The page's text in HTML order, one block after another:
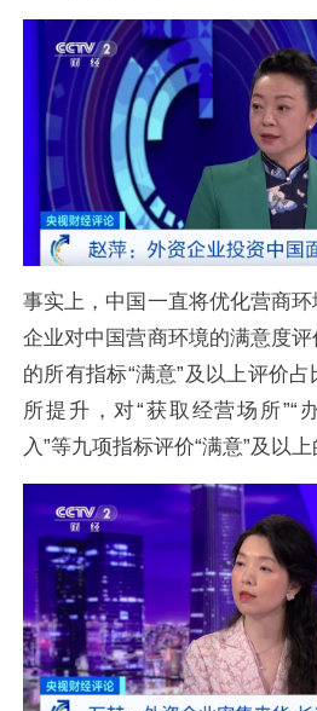
事实上，中国一直将优化营商
企业对中国营商环境的满意度
的所有指标“满意”及以上评价
所提升，对“获取经营场所”“
入”等九项指标评价“满意”及以